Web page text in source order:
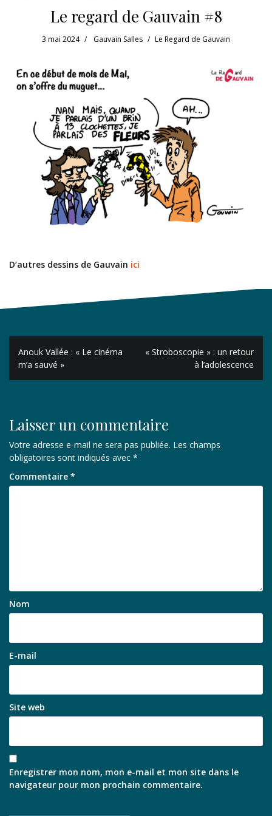
Le regard de Gauvain #8
3 mai 2024 Gauvain Salles Le Regard de Gauvain
D’autres dessins de Gauvain ici
Navigation
de
l’article
Anouk Vallée : « Le cinéma
m’a sauvé »
« Stroboscopie » : un retour
à l’adolescence
Laisser un commentaire
Votre adresse e-mail ne sera pas publiée. Les champs
obligatoires sont indiqués avec *
Commentaire *
Nom
E-mail
Site web
Enregistrer mon nom, mon e-mail et mon site dans le
navigateur pour mon prochain commentaire.